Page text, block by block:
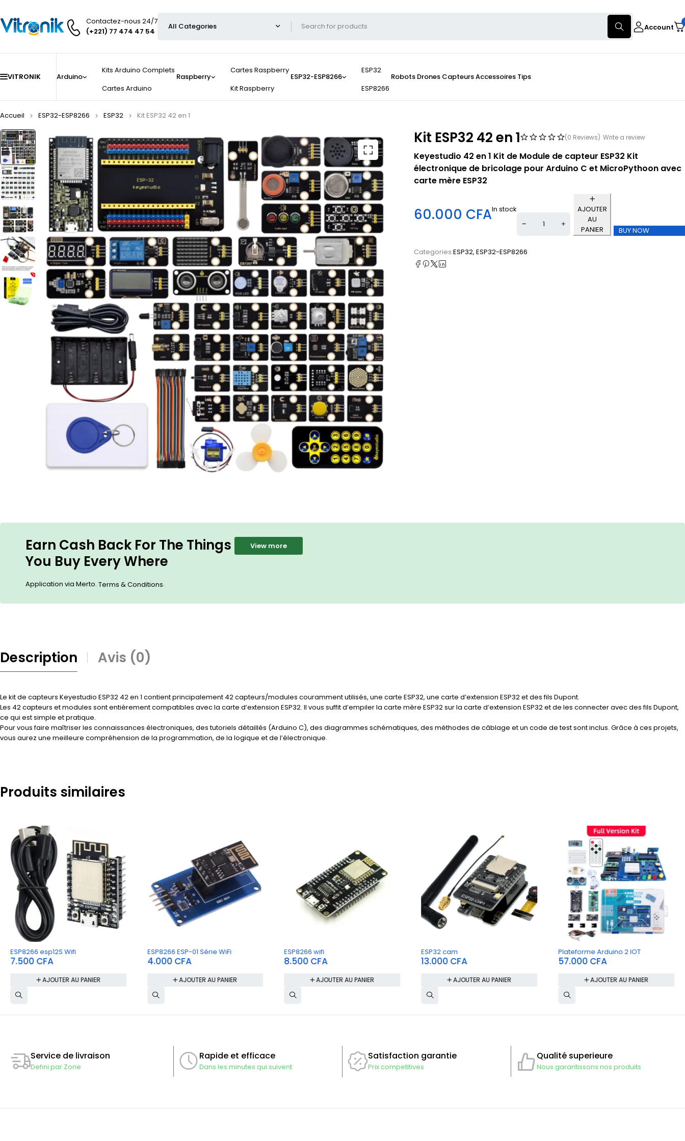
Contactez-nous 24/7
(+221) 77 474 47 54
Account
VITRONIK Arduino
Kits Arduino Complets
Cartes Arduino
Raspberry
Cartes Raspberry
Kit Raspberry
ESP32-ESP8266
ESP32
ESP8266
Robots Drones CapteursAccessoires Tips
Accueil ESP32-ESP8266 ESP32 Kit ESP32 42 en 1
Kit ESP32 42 en 1 (0 Reviews) Write a review
Keyestudio 42 en 1 Kit de Module de capteur ESP32 Kit
électronique de bricolage pour Arduino C et MicroPythoon avec
carte mère ESP32
60.000 CFAIn stock
AJOUTER
AU
PANIER
BUY NOW
Categories:ESP32, ESP32-ESP8266
Earn Cash Back For The Things
You Buy Every Where
Application via Merto. Terms & Conditions.
View more
Description Avis (0)
Le kit de capteurs Keyestudio ESP32 42 en 1 contient principalement 42 capteurs/modules couramment utilisés, une carte ESP32, une carte d’extension ESP32 et des fils Dupont.
Les 42 capteurs et modules sont entièrement compatibles avec la carte d’extension ESP32. Il vous suffit d’empiler la carte mère ESP32 sur la carte d’extension ESP32 et de les connecter avec des fils Dupont,
ce qui est simple et pratique.
Pour vous faire maîtriser les connaissances électroniques, des tutoriels détaillés (Arduino C), des diagrammes schématiques, des méthodes de câblage et un code de test sont inclus. Grâce à ces projets,
vous aurez une meilleure compréhension de la programmation, de la logique et de l’électronique.
Produits similaires
ESP8266 esp12S Wifi
7.500 CFA
AJOUTER AU PANIER
ESP8266 ESP-01 Série WiFi
4.000 CFA
AJOUTER AU PANIER
ESP8266 wifi
8.500 CFA
AJOUTER AU PANIER
ESP32 cam
13.000 CFA
AJOUTER AU PANIER
Plateforme Arduino 2 IOT
57.000 CFA
AJOUTER AU PANIER
Service de livraison
Defini par Zone
Rapide et efficace
Dans les minutes qui suivent
Satisfaction garantie
Prix competitives
Qualité superieure
Nous garantissons nos produits